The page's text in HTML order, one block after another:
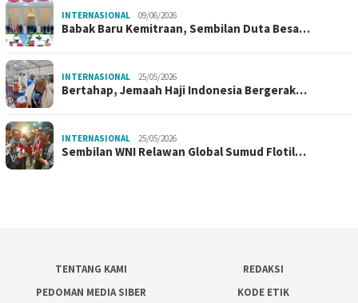
INTERNASIONAL 09/06/2026
Babak Baru Kemitraan, Sembilan Duta Besa…
INTERNASIONAL 25/05/2026
Bertahap, Jemaah Haji Indonesia Bergerak…
INTERNASIONAL 25/05/2026
Sembilan WNI Relawan Global Sumud Flotil…
TENTANG KAMI
REDAKSI
PEDOMAN MEDIA SIBER
KODE ETIK